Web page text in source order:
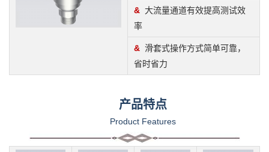
& 大流量通道有效提高测试效
率
& 滑套式操作方式简单可靠，
省时省力
产品特点
Product Features